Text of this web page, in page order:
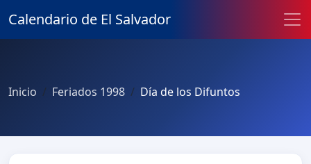
Calendario de El Salvador
Inicio Feriados 1998 Día de los Difuntos